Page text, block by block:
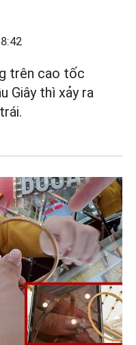
trên cao tốc
Giây thì xảy ra